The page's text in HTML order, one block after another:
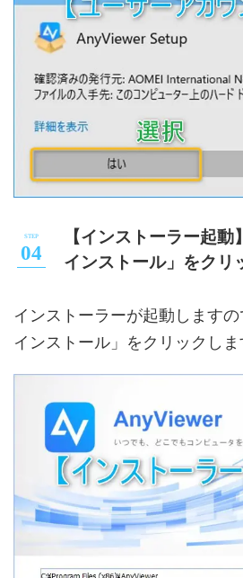
【インストーラー起
インストール」をクリ
インストーラーが起動します
インストール」をクリックしま